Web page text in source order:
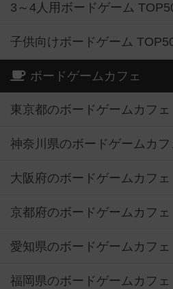
3～4人用ボードゲーム
子供向けボードゲーム
ボードゲームカフェ
東京都のボードゲームカフェ
神奈川県のボードゲームカフ
大阪府のボードゲームカフェ
京都府のボードゲームカフェ
愛知県のボードゲームカフェ
福岡県のボードゲームカフェ